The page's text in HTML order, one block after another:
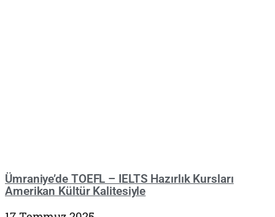
Ümraniye’de TOEFL – IELTS Hazırlık Kursları
Amerikan Kültür Kalitesiyle